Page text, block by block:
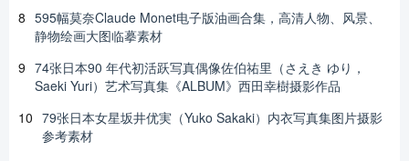
8 595幅莫奈Claude Monet电子版油画合集，高清人物、风景、
静物绘画大图临摹素材
9 74张日本90 年代初活跃写真偶像佐伯祐里（さえき ゆり，
Saeki Yuri）艺术写真集《ALBUM》西田幸樹摄影作品
10 79张日本女星坂井优実（Yuko Sakaki）内衣写真集图片摄影
参考素材